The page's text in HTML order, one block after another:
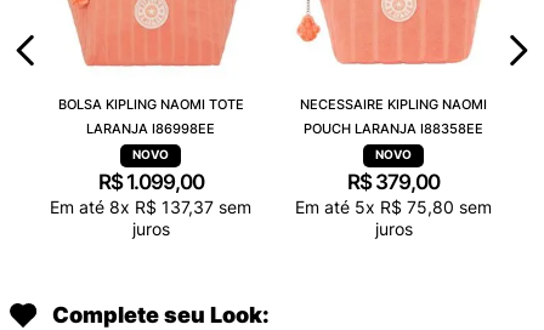
BOLSA KIPLING NAOMI TOTE
LARANJA I86998EE
R$ 1.099,00
Em até 8x R$ 137,37 sem
juros
NECESSAIRE KIPLING NAOMI
POUCH LARANJA I88358EE
R$ 379,00
Em até 5x R$ 75,80 sem
juros
Complete seu Look: